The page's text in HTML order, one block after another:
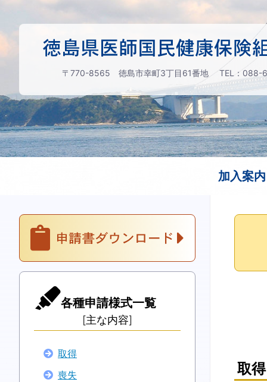
〒770-8565 徳島市幸町3丁目61番地 TEL：088-
加入案内
取得
各種申請様式一覧
[主な内容]
取得
喪失